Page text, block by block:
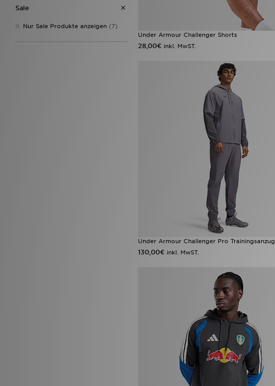
Mehrfarbig
Rosa(70)
Sale
Nur Sale Produkte anzeigen (7)
Under Armour Challenger Shorts
28,00€ inkl. MwST.
Under Armour Challenger Pro Trainingsanzug
130,00€ inkl. MwST.